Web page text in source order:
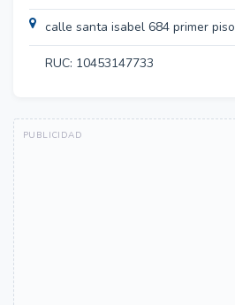
calle santa isabel 684 primer piso
RUC: 10453147733